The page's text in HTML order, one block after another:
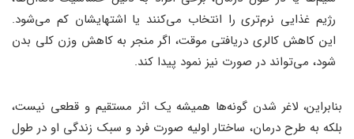
رژیم غذایی نرم‌تری را انتخاب می‌کنند یا اشتهایشان کم می‌شود.
این کاهش کالری دریافتی موقت، اگر منجر به کاهش وزن کلی بدن
شود، می‌تواند در صورت نیز نمود پیدا کند.
بنابراین، لاغر شدن گونه‌ها همیشه یک اثر مستقیم و قطعی نیست،
بلکه به طرح درمان، ساختار اولیه صورت فرد و سبک زندگی او در طول